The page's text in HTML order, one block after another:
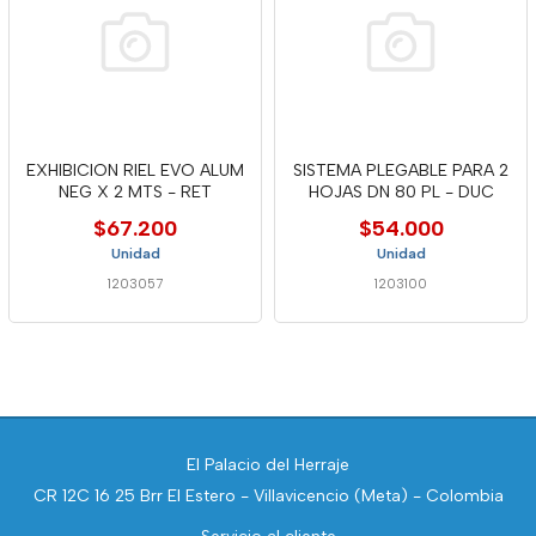
EXHIBICION RIEL EVO ALUM
NEG X 2 MTS - RET
$67.200
Unidad
1203057
SISTEMA PLEGABLE PARA 2
HOJAS DN 80 PL - DUC
$54.000
Unidad
1203100
El Palacio del Herraje
CR 12C 16 25 Brr El Estero - Villavicencio (Meta) - Colombia